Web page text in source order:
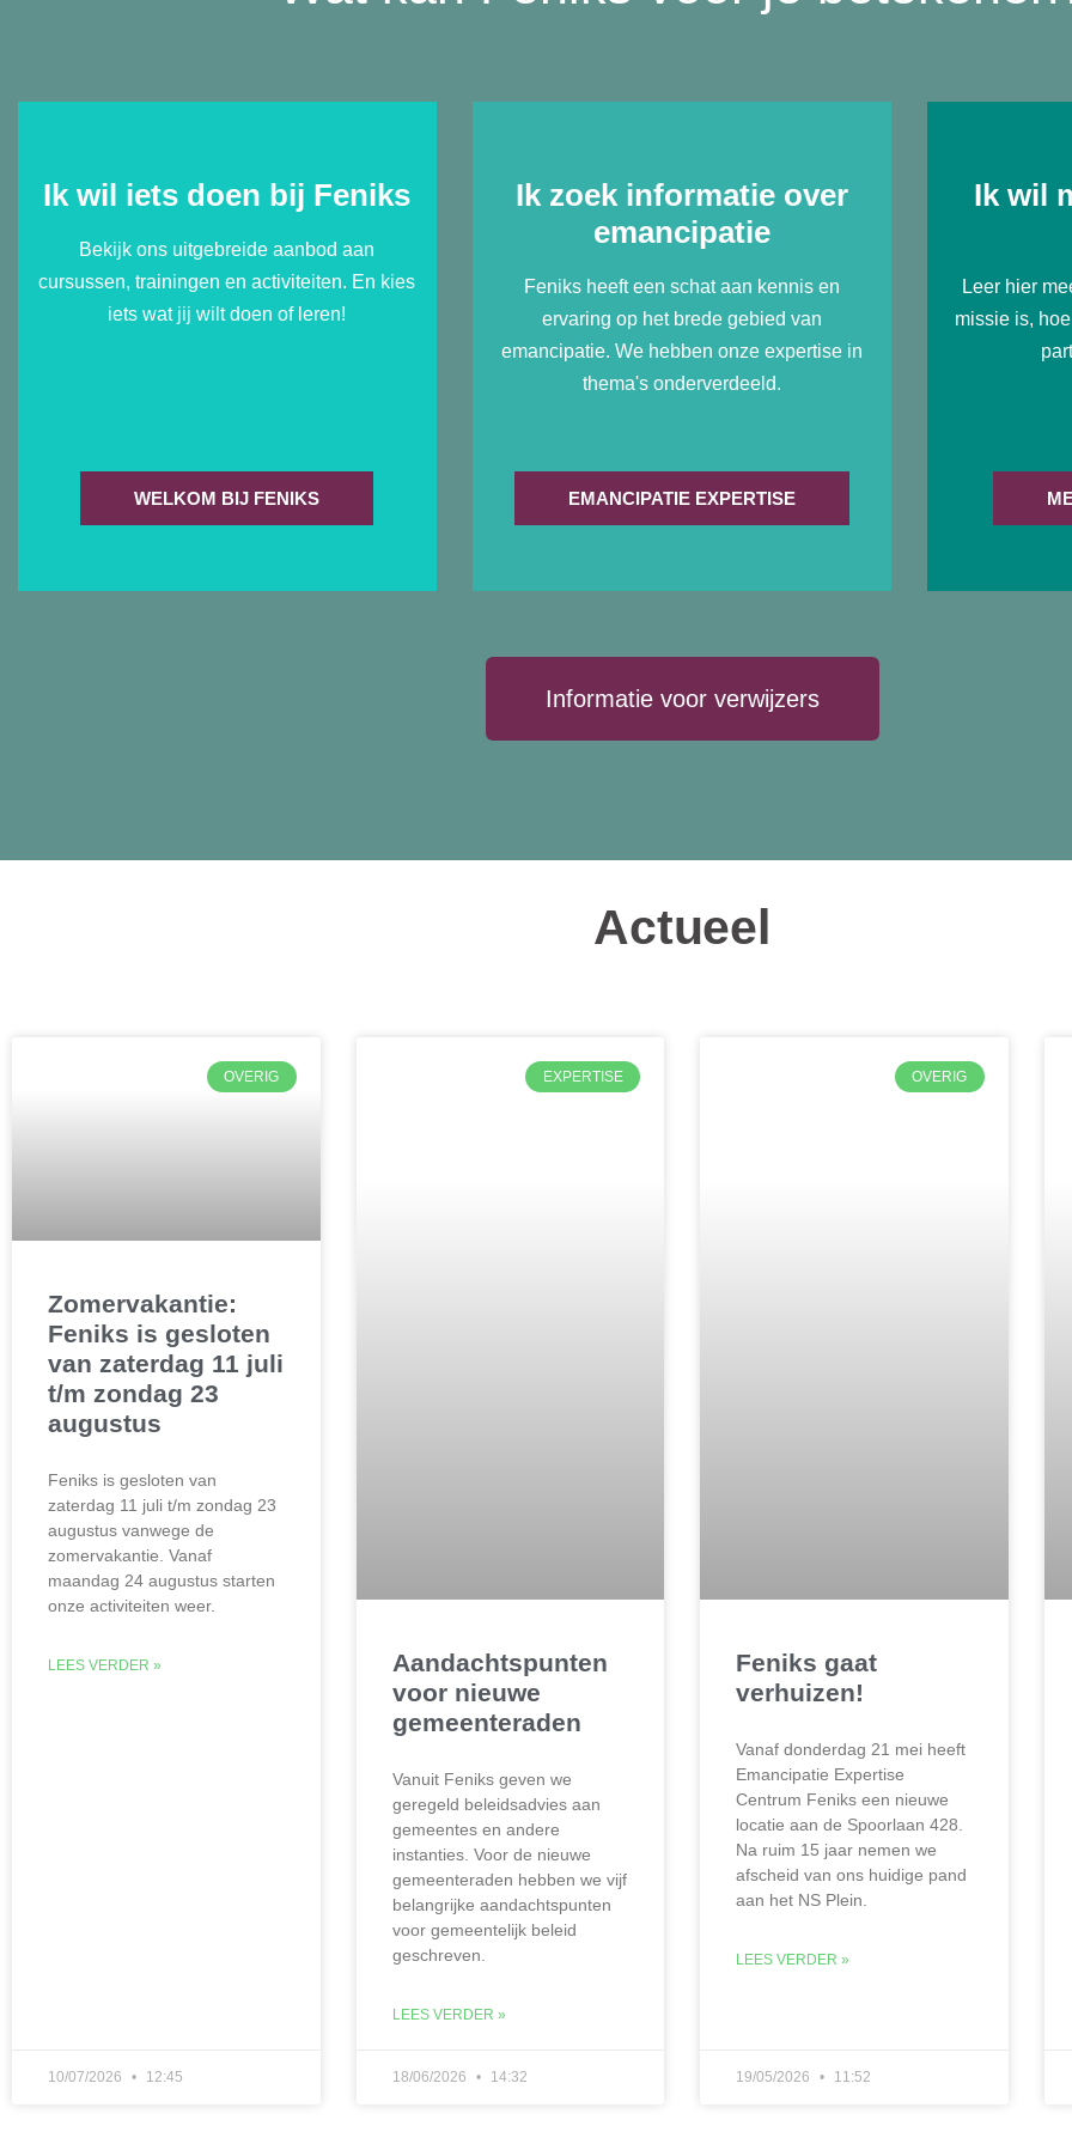
Ik wil iets doen bij Feniks
Bekijk ons uitgebreide aanbod aan
cursussen, trainingen en activiteiten. En kies
iets wat jij wilt doen of leren!
WELKOM BIJ FENIKS
Ik zoek informatie over
emancipatie
Feniks heeft een schat aan kennis en
ervaring op het brede gebied van
emancipatie. We hebben onze expertise in
thema's onderverdeeld.
EMANCIPATIE EXPERTISE
Ik wil
Leer hier
missie is,
Informatie voor verwijzers
Actueel
OVERIG
Zomervakantie:
Feniks is gesloten
van zaterdag 11 juli
t/m zondag 23
augustus
Feniks is gesloten van
zaterdag 11 juli t/m zondag 23
augustus vanwege de
zomervakantie. Vanaf
maandag 24 augustus starten
onze activiteiten weer.
LEES VERDER »
10/07/2026 12:45
EXPERTISE
Aandachtspunten
voor nieuwe
gemeenteraden
Vanuit Feniks geven we
geregeld beleidsadvies aan
gemeentes en andere
instanties. Voor de nieuwe
gemeenteraden hebben we vijf
belangrijke aandachtspunten
voor gemeentelijk beleid
geschreven.
LEES VERDER »
18/06/2026 14:32
OVERIG
Feniks gaat
verhuizen!
Vanaf donderdag 21 mei heeft
Emancipatie Expertise
Centrum Feniks een nieuwe
locatie aan de Spoorlaan 428.
Na ruim 15 jaar nemen we
afscheid van ons huidige pand
aan het NS Plein.
LEES VERDER »
19/05/2026 11:52